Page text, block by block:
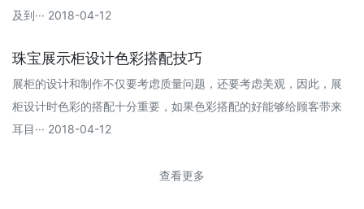
及到··· 2018-04-12
珠宝展示柜设计色彩搭配技巧
展柜的设计和制作不仅要考虑质量问题，还要考虑美观，因此，展
柜设计时色彩的搭配十分重要，如果色彩搭配的好能够给顾客带来
耳目··· 2018-04-12
查看更多